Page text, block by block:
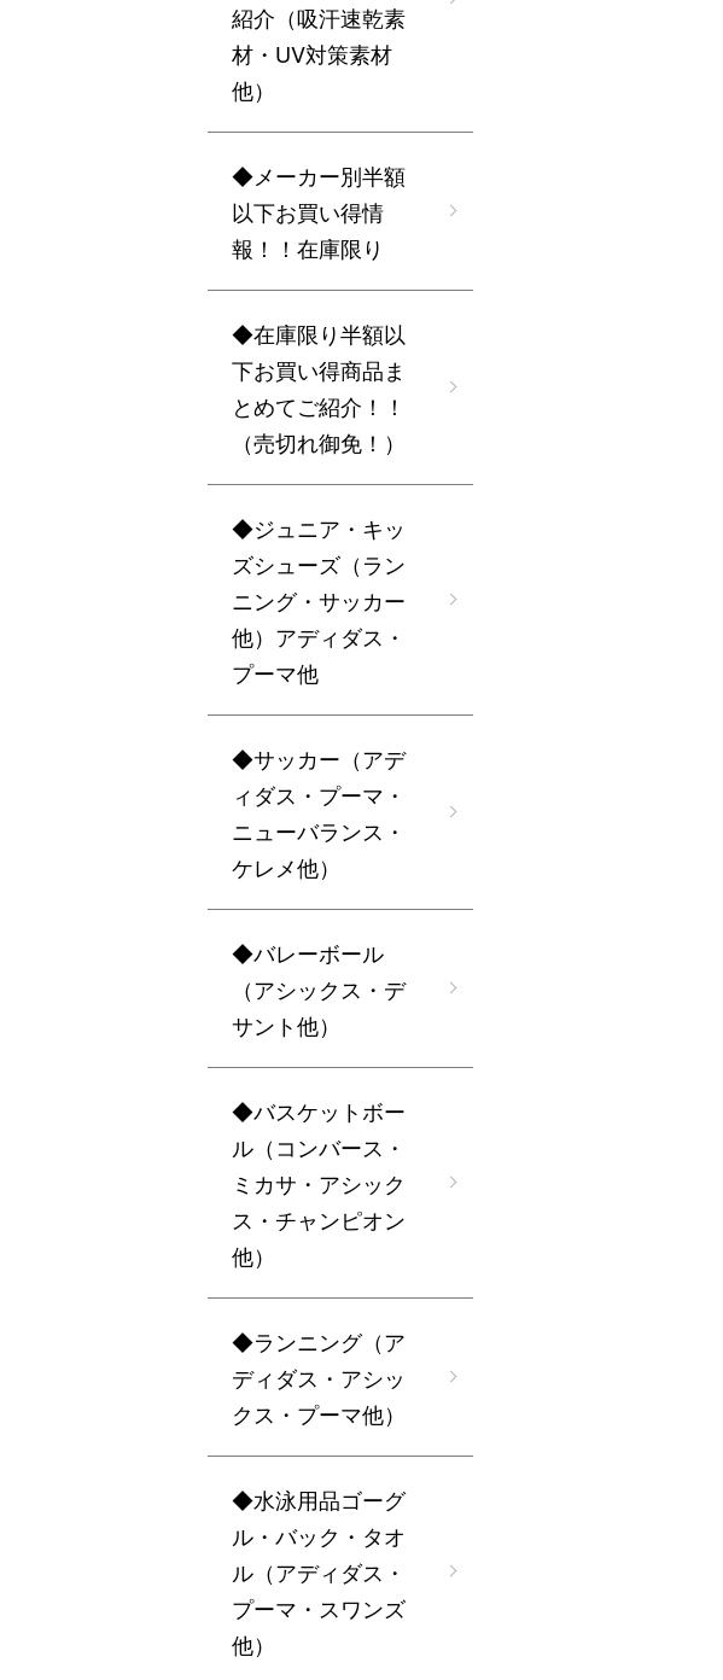
紹介（吸汗速乾素
材・UV対策素材
他）
◆メーカー別半額
以下お買い得情
報！！在庫限り
◆在庫限り半額以
下お買い得商品ま
とめてご紹介！！
（売切れ御免！）
◆ジュニア・キッ
ズシューズ（ラン
ニング・サッカー
他）アディダス・
プーマ他
◆サッカー（アデ
ィダス・プーマ・
ニューバランス・
ケレメ他）
◆バレーボール
（アシックス・デ
サント他）
◆バスケットボー
ル（コンバース・
ミカサ・アシック
ス・チャンピオン
他）
◆ランニング（ア
ディダス・アシッ
クス・プーマ他）
◆水泳用品ゴーグ
ル・バック・タオ
ル（アディダス・
プーマ・スワンズ
他）